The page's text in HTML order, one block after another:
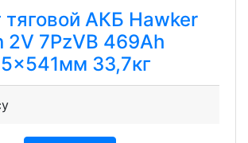
АКБ Hawker
2V 7PzVB 469Ah
33,7кг